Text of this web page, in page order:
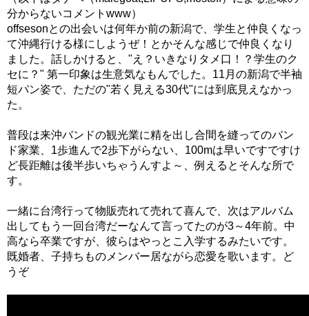
分からないコメントwww）
offsesonとの出会いは何年か前の新潟で、学生と仲良くなっ
て沖縄行ける様にしようぜ！とかそんな感じで仲良くなり
ました。話しかけると、"え？いきなりタメ口！？学生のク
セに？" 第一印象は生意気なもんでした。11月の新潟で半袖
短パン姿で、ただの"若く見える30代"には到底見えなかっ
た。
普段は来沖バンドの観光業に精を出し合間を縫ってのバン
ド家業、1歩進んで2歩下がらない、100mは早いですですけ
ど長距離は後半歩いちゃうんすよ～、例えるとそんな所で
す。
一緒に台湾行って物販売れて売れて喜んで、次はアルバム
出してもう一回台湾だーなんて言ってたのが3～4年前。中
高なら卒業ですが、彼らはやっとこ入学するみたいです。
既婚者、子持ちものメンバー居ながら恋愛を歌います。ど
うぞ